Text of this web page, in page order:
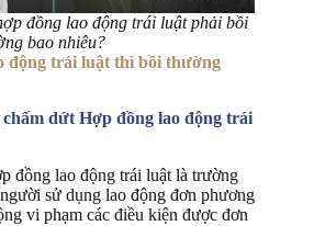
đồng lao động trái luật phải bồi
bao nhiêu?
động trái luật thì bồi thường
dứt Hợp đồng lao động trái
đồng lao động trái luật là trường
sử dụng lao động đơn phương
vi phạm các điều kiện được đơn